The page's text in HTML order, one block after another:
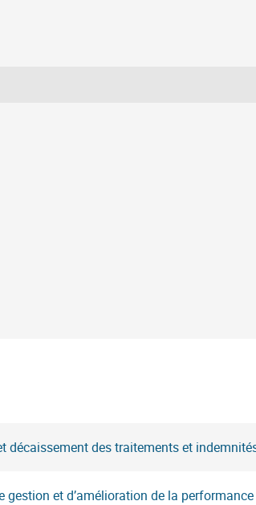
décaissement des traitements et
gestion et d’amélioration de la performance